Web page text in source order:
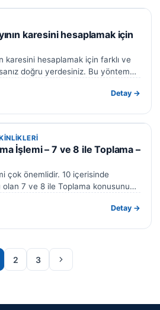
karesini hesaplamak için
karesini hesaplamak için farklı ve
doğru yerdesiniz. Bu yöntem
Detay →
İşlemi – 7 ve 8 ile Toplama –
çok önemlidir. 10 içerisinde
7 ve 8 ile Toplama konusunu
Detay →
2 3
Sonraki sayfa